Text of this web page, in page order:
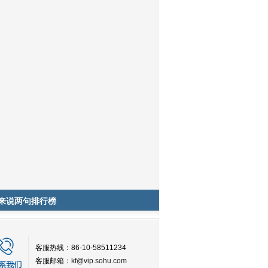
说两句排行榜
客服热线：86-10-58511234
客服邮箱： kf@vip.sohu.com